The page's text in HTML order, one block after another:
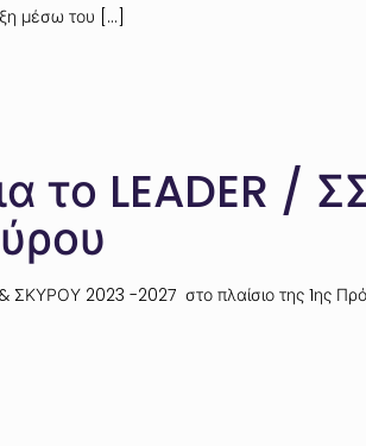
μέσω του […]
το LEADER /
2023 -2027 στο πλαίσιο της 1ης